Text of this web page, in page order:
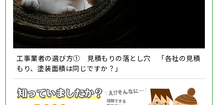
工事業者の選び方① 見積もりの落とし穴 「各社の見積
もり、塗装面積は同じですか？」